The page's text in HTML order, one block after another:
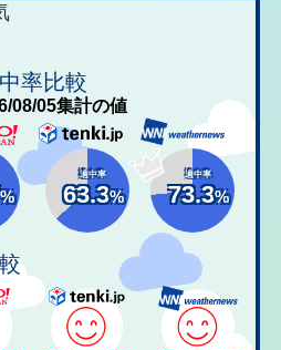
率比較
08/05集計の値
%
適中率
63.3%
適中率
73.3%